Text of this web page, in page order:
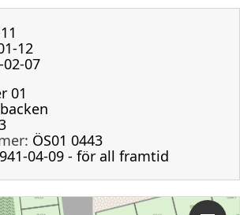
12
02-07
01
ÖS01 0443
04-09 - för all framtid